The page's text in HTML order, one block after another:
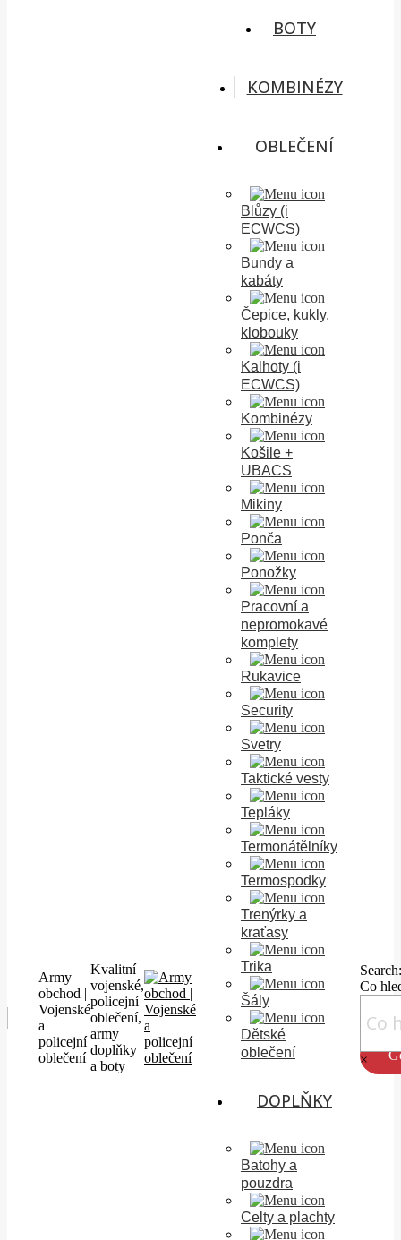
Army
obchod |
Vojenské
a
policejní
oblečení
Kvalitní
vojenské,
policejní
oblečení,
army
doplňky
a boty
BOTY
KOMBINÉZY
OBLEČENÍ
Blůzy (i
ECWCS)
Bundy a
kabáty
Čepice, kukly,
klobouky
Kalhoty (i
ECWCS)
Kombinézy
Košile +
UBACS
Mikiny
Ponča
Ponožky
Pracovní a
nepromokavé
komplety
Rukavice
Security
Svetry
Taktické vesty
Tepláky
Termonátělníky
Termospodky
Trenýrky a
kraťasy
Trika
Šály
Dětské
oblečení
DOPLŇKY
Batohy a
pouzdra
Celty a plachty
Search:
Co
×